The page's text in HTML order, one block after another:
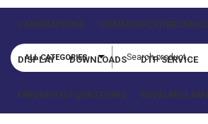
CARWRAPPING COMMUNICATIEBUREAU
DISPLAY DOWNLOADS DTP SERVICE
FREQUENTLY QUESTIONS
ALL CATEGORIES